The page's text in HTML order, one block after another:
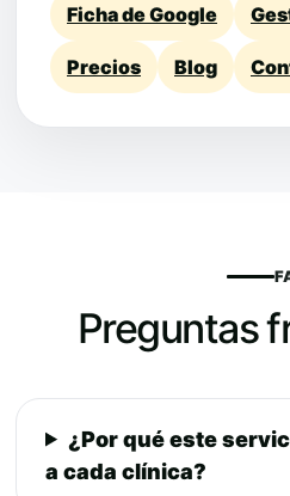
Ficha de Google
Precios Blog
Preguntas
¿Por qué este
a cada clínica?